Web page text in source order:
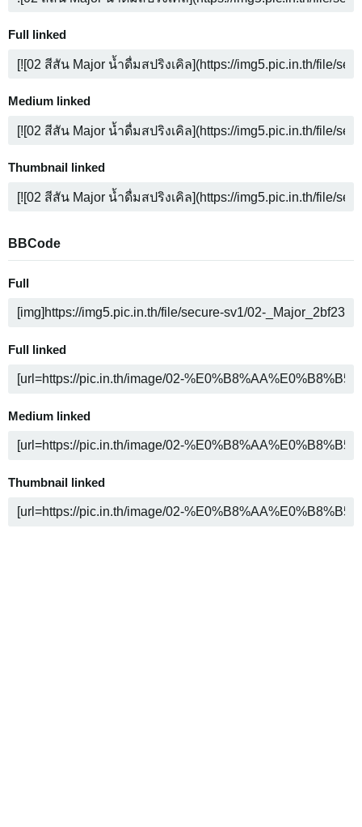
Full linked
Medium linked
Thumbnail linked
BBCode
Full
Full linked
Medium linked
Thumbnail linked